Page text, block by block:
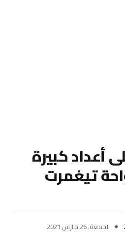
أعداد كبيرة
تيغمرت
الجمعة، 26 مارس 2021